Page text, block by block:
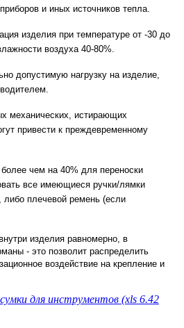
и иных источников тепла.
изделия при температуре от -30 до
воздуха 40-80%.
допустимую нагрузку на изделие,
механических, истирающих
привести к преждевременному
чем на 40% для переноски
все имеющиеся ручки/лямки
либо плечевой ремень (если
изделия равномерно, в
- это позволит распределить
воздействие на крепление и
для инструментов (xls 6.42